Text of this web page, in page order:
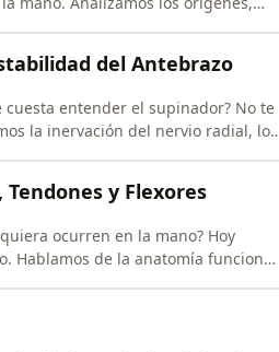
del Antebrazo
cuesta entender el supinador? No te
la inervación del nervio radial, los
Tendones y Flexores
ocurren en la mano? Hoy
Hablamos de la anatomía funcional